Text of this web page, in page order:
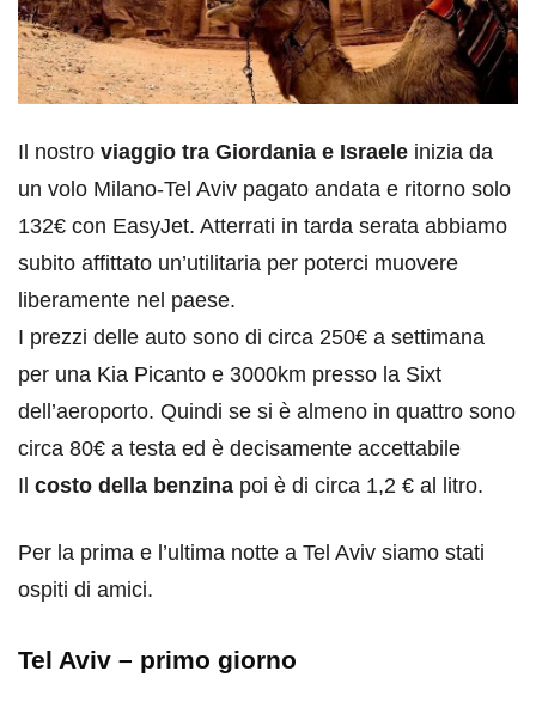
Il nostro viaggio tra Giordania e Israele inizia da
un volo Milano-Tel Aviv pagato andata e ritorno solo
132€ con EasyJet. Atterrati in tarda serata abbiamo
subito affittato un’utilitaria per poterci muovere
liberamente nel paese.
I prezzi delle auto sono di circa 250€ a settimana
per una Kia Picanto e 3000km presso la Sixt
dell’aeroporto. Quindi se si è almeno in quattro sono
circa 80€ a testa ed è decisamente accettabile
Il costo della benzina poi è di circa 1,2 € al litro.
Per la prima e l’ultima notte a Tel Aviv siamo stati
ospiti di amici.
Tel Aviv – primo giorno